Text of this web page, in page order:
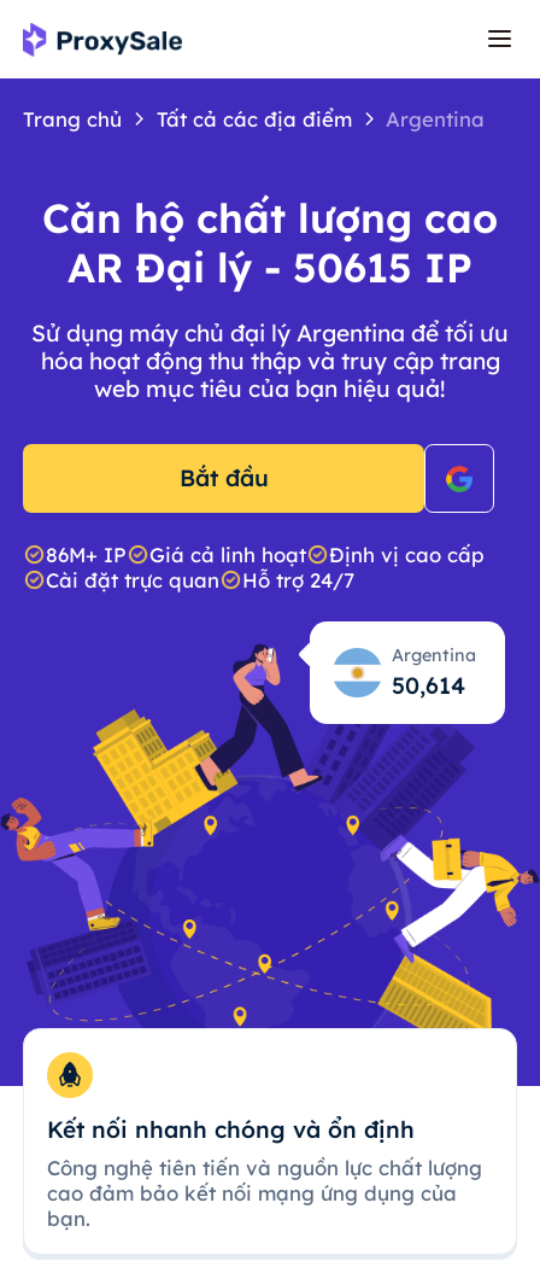
Trang chủ Tất cả các địa điểm Argentina
Căn hộ chất lượng cao
AR Đại lý - 50615 IP
Sử dụng máy chủ đại lý Argentina để tối ưu
hóa hoạt động thu thập và truy cập trang
web mục tiêu của bạn hiệu quả!
Bắt đầu
86M+ IP Giá cả linh hoạt
Định vị cao cấp
Cài đặt trực quan
Hỗ trợ 24/7
Argentina
50,615
Kết nối nhanh chóng và ổn định
Công nghệ tiên tiến và nguồn lực chất lượng
cao đảm bảo kết nối mạng ứng dụng của
bạn.